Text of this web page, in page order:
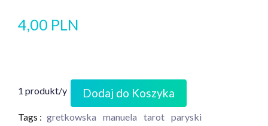
4,00 PLN
1 produkt/y Dodaj do Koszyka
Tags : gretkowska manuela tarot paryski